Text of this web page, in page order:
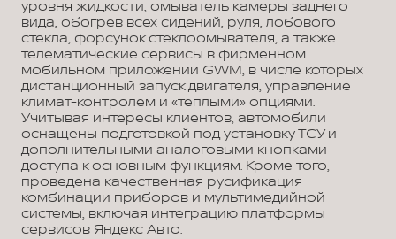
уровня жидкости, омыватель камеры заднего
вида, обогрев всех сидений, руля, лобового
стекла, форсунок стеклоомывателя, а также
телематические сервисы в фирменном
мобильном приложении GWM, в числе которых
дистанционный запуск двигателя, управление
климат-контролем и «теплыми» опциями.
Учитывая интересы клиентов, автомобили
оснащены подготовкой под установку ТСУ и
дополнительными аналоговыми кнопками
доступа к основным функциям. Кроме того,
проведена качественная русификация
комбинации приборов и мультимедийной
системы, включая интеграцию платформы
сервисов Яндекс Авто.